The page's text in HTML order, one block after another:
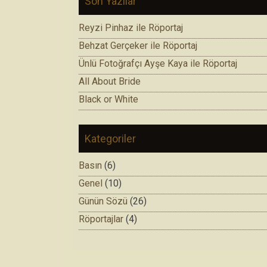
Reyzi Pinhaz ile Röportaj
Behzat Gerçeker ile Röportaj
Ünlü Fotoğrafçı Ayşe Kaya ile Röportaj
All About Bride
Black or White
Kategoriler
Basın (6)
Genel (10)
Günün Sözü (26)
Röportajlar (4)